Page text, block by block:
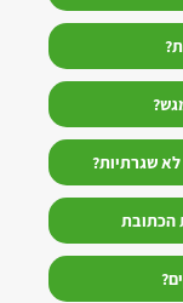
שגרתיות?
הכתובת